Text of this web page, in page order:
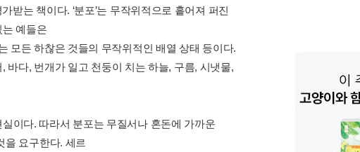
받는 책이다. ‘분포’는 무작위적으로 흩어져 퍼진
예들은
모든 하찮은 것들의 무작위적인 배열 상태 등이다.
바다, 번개가 일고 천둥이 치는 하늘, 구름, 시냇물,
이다. 따라서 분포는 무질서나 혼돈에 가까운
을 요구한다. 세르